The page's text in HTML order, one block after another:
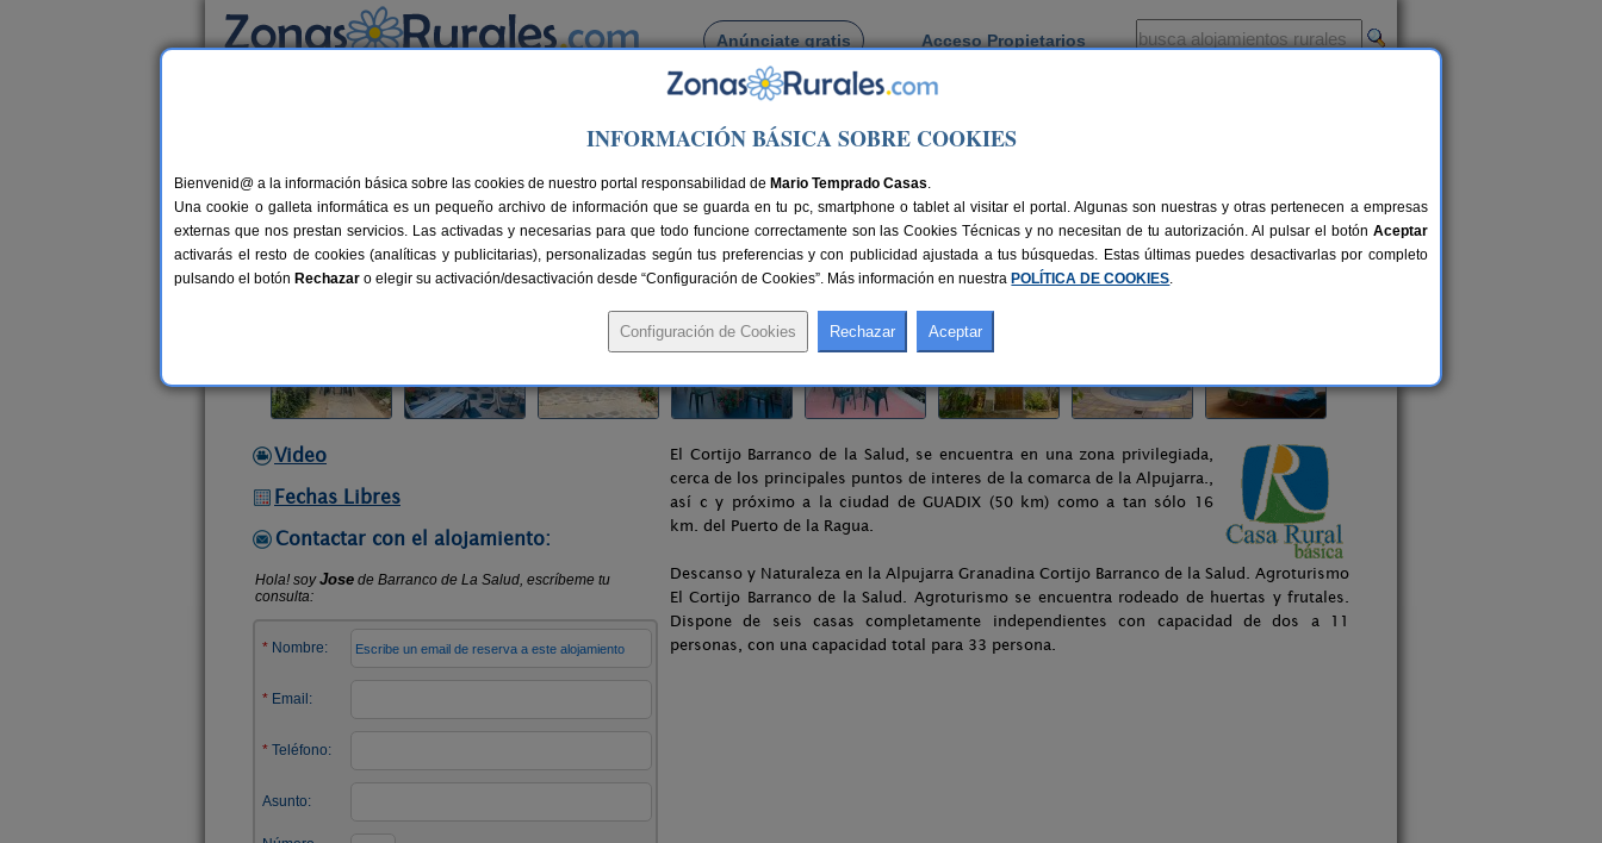
Anúnciate gratis Acceso Propietarios
Busca por pueblo
> Barranco de La Salud
Barranco de La Salud
Casa Rural en Laroles (Granada)
Alquiler completo y por habitaciones 2-35+5 plazas 100 km de Granada Compartir:
Video
Fechas Libres
Contactar con el alojamiento:
El Cortijo Barranco de la Salud, se encuentra en una zona privilegiada,
cerca de los principales puntos de interes de la comarca de la Alpujarra.,
así c y próximo a la ciudad de GUADIX (50 km) como a tan sólo 16
km. del Puerto de la Ragua.
Descanso y Naturaleza en la Alpujarra Granadina Cortijo Barranco de la Salud. Agroturismo
El Cortijo Barranco de la Salud. Agroturismo se encuentra rodeado de huertas y frutales.
Dispone de seis casas completamente independientes con capacidad de dos a 11
personas, con una capacidad total para 33 persona.
INFORMACIÓN BÁSICA SOBRE COOKIES
Bienvenid@ a la información básica sobre las cookies de nuestro portal responsabilidad de Mario Temprado Casas.
Una cookie o galleta informática es un pequeño archivo de información que se guarda en tu pc, smartphone o tablet al visitar el portal. Algunas son nuestras y otras pertenecen a empresas
externas que nos prestan servicios. Las activadas y necesarias para que todo funcione correctamente son las Cookies Técnicas y no necesitan de tu autorización. Al pulsar el botón Aceptar
activarás el resto de cookies (analíticas y publicitarias), personalizadas según tus preferencias y con publicidad ajustada a tus búsquedas. Estas últimas puedes desactivarlas por completo
pulsando el botón Rechazar o elegir su activación/desactivación desde “Configuración de Cookies”. Más información en nuestra POLÍTICA DE COOKIES.